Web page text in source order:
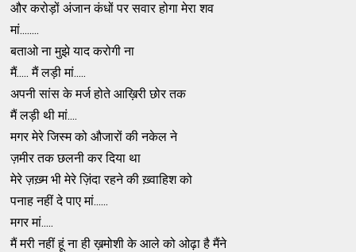
और करोड़ों अंजान कंधों पर सवार होगा मेरा शव
मां........
बताओ ना मुझे याद करोगी ना
मैं..... मैं लड़ी मां.....
अपनी सांस के मर्ज होते आख़िरी छोर तक
मैं लड़ी थी मां....
मगर मेरे जिस्म को औजारों की नकेल ने
ज़मीर तक छलनी कर दिया था
मेरे ज़ख़्म भी मेरे ज़िंदा रहने की ख़्वाहिश को
पनाह नहीं दे पाए मां......
मगर मां.....
मैं मरी नहीं हूं ना ही ख़मोशी के आले को ओढ़ा है मैंने